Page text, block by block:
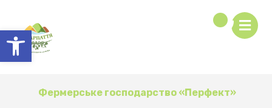
Відкрити Панель інструментів
Фермерське господарство «Перфект»